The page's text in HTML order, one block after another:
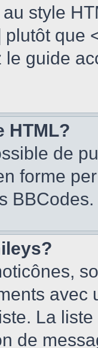
style
que
le guide
HTML?
de
forme
BBCodes.
avec
La
de